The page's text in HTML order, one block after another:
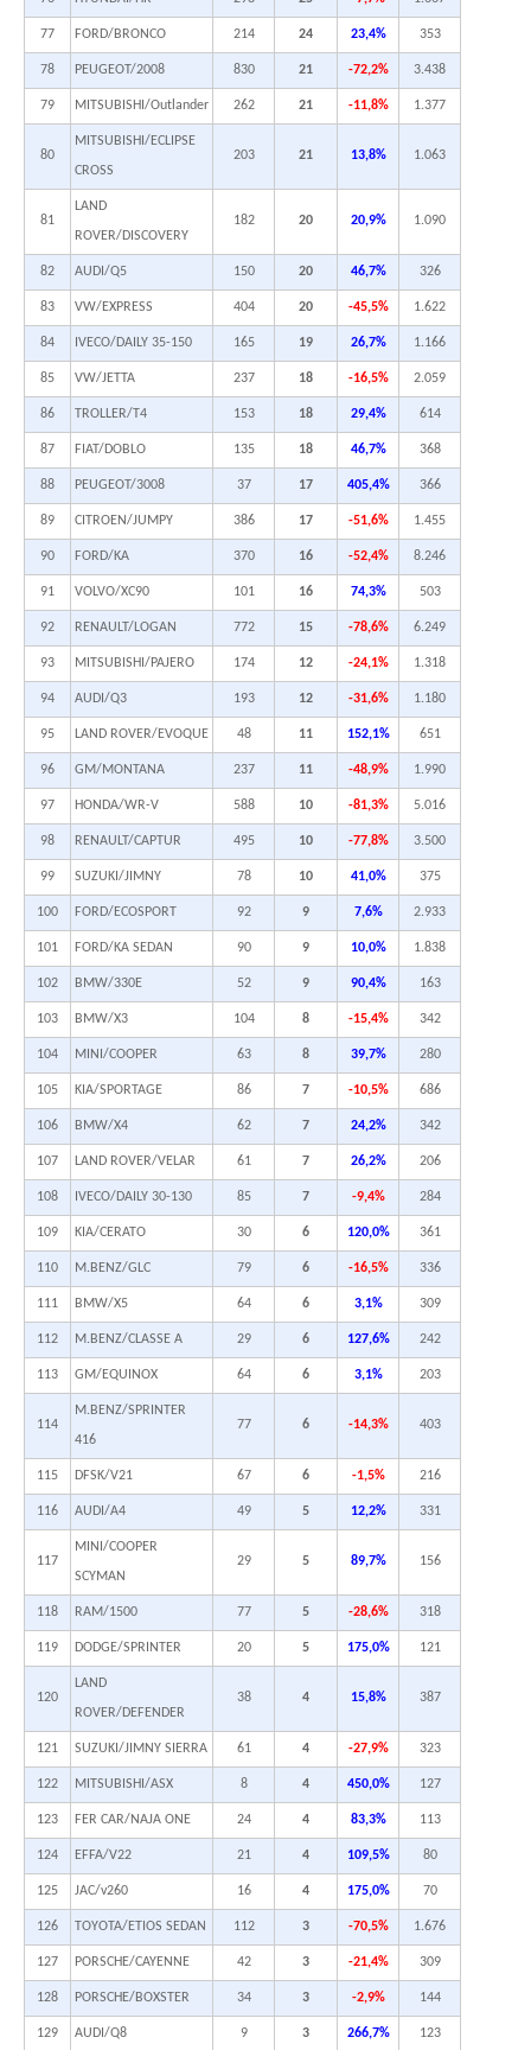
77 FORD/BRONCO 214 24 23,4% 353
78 PEUGEOT/2008 830 21 -72,2% 3.438
79 MITSUBISHI/Outlander 262 21 -11,8% 1.377
80
MITSUBISHI/ECLIPSE
CROSS
203 21 13,8% 1.063
81
LAND
ROVER/DISCOVERY
182 20 20,9% 1.090
82 AUDI/Q5 150 20 46,7% 326
83 VW/EXPRESS 404 20 -45,5% 1.622
84 IVECO/DAILY 35-150 165 19 26,7% 1.166
85 VW/JETTA 237 18 -16,5% 2.059
86 TROLLER/T4 153 18 29,4% 614
87 FIAT/DOBLO 135 18 46,7% 368
88 PEUGEOT/3008 37 17 405,4% 366
89 CITROEN/JUMPY 386 17 -51,6% 1.455
90 FORD/KA 370 16 -52,4% 8.246
91 VOLVO/XC90 101 16 74,3% 503
92 RENAULT/LOGAN 772 15 -78,6% 6.249
93 MITSUBISHI/PAJERO 174 12 -24,1% 1.318
94 AUDI/Q3 193 12 -31,6% 1.180
95 LAND ROVER/EVOQUE 48 11 152,1% 651
96 GM/MONTANA 237 11 -48,9% 1.990
97 HONDA/WR-V 588 10 -81,3% 5.016
98 RENAULT/CAPTUR 495 10 -77,8% 3.500
99 SUZUKI/JIMNY 78 10 41,0% 375
100 FORD/ECOSPORT 92 9 7,6% 2.933
101 FORD/KA SEDAN 90 9 10,0% 1.838
102 BMW/330E 52 9 90,4% 163
103 BMW/X3 104 8 -15,4% 342
104 MINI/COOPER 63 8 39,7% 280
105 KIA/SPORTAGE 86 7 -10,5% 686
106 BMW/X4 62 7 24,2% 342
107 LAND ROVER/VELAR 61 7 26,2% 206
108 IVECO/DAILY 30-130 85 7 -9,4% 284
109 KIA/CERATO 30 6 120,0% 361
110 M.BENZ/GLC 79 6 -16,5% 336
111 BMW/X5 64 6 3,1% 309
112 M.BENZ/CLASSE A 29 6 127,6% 242
113 GM/EQUINOX 64 6 3,1% 203
114
M.BENZ/SPRINTER
416
77 6 -14,3% 403
115 DFSK/V21 67 6 -1,5% 216
116 AUDI/A4 49 5 12,2% 331
117
MINI/COOPER
SCYMAN
29 5 89,7% 156
118 RAM/1500 77 5 -28,6% 318
119 DODGE/SPRINTER 20 5 175,0% 121
120
LAND
ROVER/DEFENDER
38 4 15,8% 387
121 SUZUKI/JIMNY SIERRA 61 4 -27,9% 323
122 MITSUBISHI/ASX 8 4 450,0% 127
123 FER CAR/NAJA ONE 24 4 83,3% 113
124 EFFA/V22 21 4 109,5% 80
125 JAC/v260 16 4 175,0% 70
126 TOYOTA/ETIOS SEDAN 112 3 -70,5% 1.676
127 PORSCHE/CAYENNE 42 3 -21,4% 309
128 PORSCHE/BOXSTER 34 3 -2,9% 144
129 AUDI/Q8 9 3 266,7% 123